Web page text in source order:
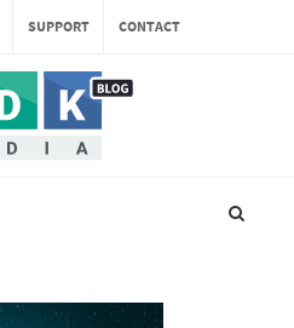
SUPPORT CONTACT